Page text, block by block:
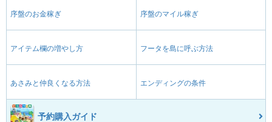
序盤のお金稼ぎ 序盤のマイル稼ぎ
アイテム欄の増やし方 フータを島に呼ぶ方法
あさみと仲良くなる方法 エンディングの条件
予約購入ガイド